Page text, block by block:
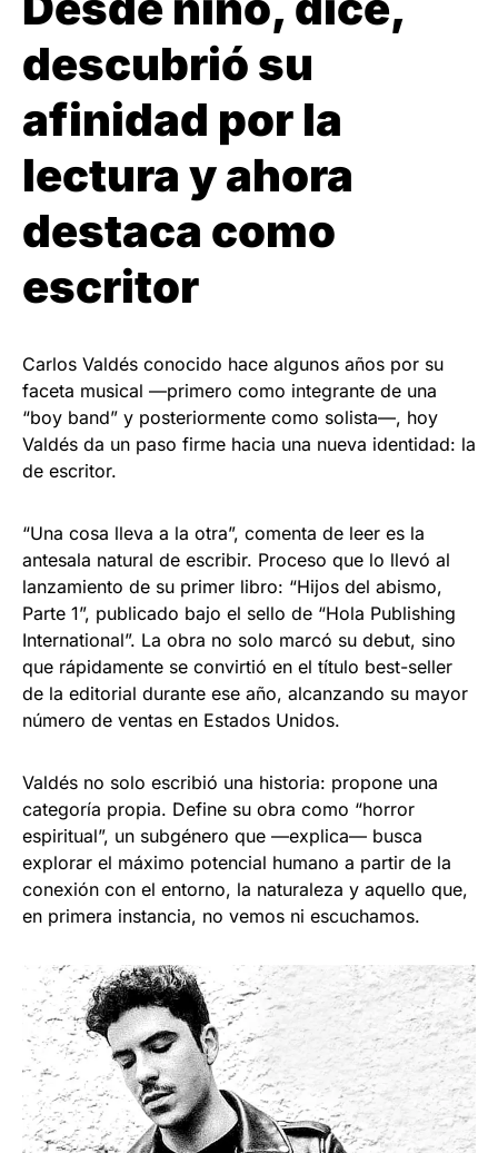
descubrió su
afinidad por la
lectura y ahora
destaca como
escritor
Carlos Valdés conocido hace algunos años por su
faceta musical —primero como integrante de una
“boy band” y posteriormente como solista—, hoy
Valdés da un paso firme hacia una nueva identidad: la
de escritor.
“Una cosa lleva a la otra”, comenta de leer es la
antesala natural de escribir. Proceso que lo llevó al
lanzamiento de su primer libro: “Hijos del abismo,
Parte 1”, publicado bajo el sello de “Hola Publishing
International”. La obra no solo marcó su debut, sino
que rápidamente se convirtió en el título best-seller
de la editorial durante ese año, alcanzando su mayor
número de ventas en Estados Unidos.
Valdés no solo escribió una historia: propone una
categoría propia. Define su obra como “horror
espiritual”, un subgénero que —explica— busca
explorar el máximo potencial humano a partir de la
conexión con el entorno, la naturaleza y aquello que,
en primera instancia, no vemos ni escuchamos.